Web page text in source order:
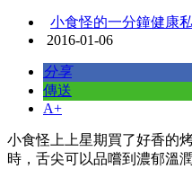
小食怪的一分鐘健康
2016-01-06
分享
傳送
A+
小食怪上上星期買了好香的
時，舌尖可以品嚐到濃郁溫